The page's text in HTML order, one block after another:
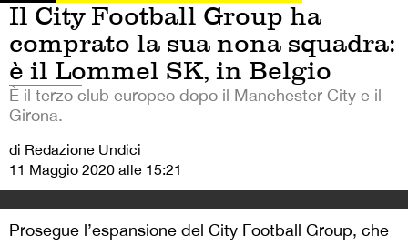
Il City Football Group ha
comprato la sua nona squadra:
è il Lommel SK, in Belgio
È il terzo club europeo dopo il Manchester City e il
Girona.
di Redazione Undici
11 Maggio 2020 alle 15:21
Prosegue l’espansione del City Football Group, che